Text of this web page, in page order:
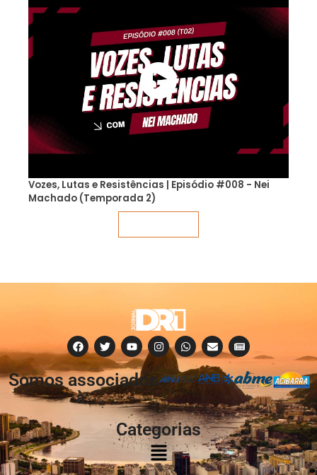
Vozes, Lutas e Resistências | Episódio #008 - Nei
Machado (Temporada 2)
Somos associados
à:
Categorias